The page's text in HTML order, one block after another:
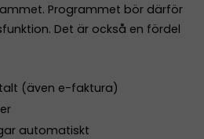
Programmet bör därför
Det är också en fördel
(även e-faktura)
automatiskt